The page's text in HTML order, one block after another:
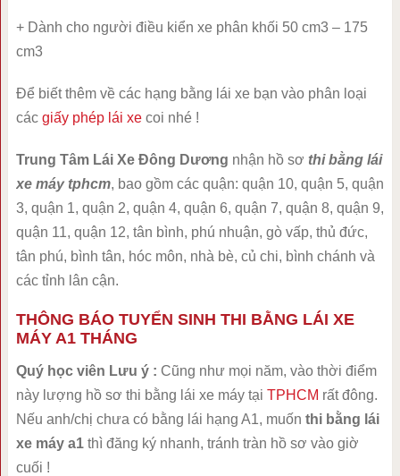
+ Dành cho người điều kiển xe phân khối 50 cm3 – 175
cm3
Để biết thêm về các hạng bằng lái xe bạn vào phân loại
các giấy phép lái xecoi nhé !
Trung Tâm Lái Xe Đông Dương nhận hồ sơ thi bằng lái
xe máy tphcm, bao gồm các quận: quận 10, quận 5, quận
3, quận 1, quận 2, quận 4, quận 6, quận 7, quận 8, quận 9,
quận 11, quận 12, tân bình, phú nhuận, gò vấp, thủ đức,
tân phú, bình tân, hóc môn, nhà bè, củ chi, bình chánh và
các tỉnh lân cận.
THÔNG BÁO TUYỂN SINH THI BẰNG LÁI XE
MÁY A1 THÁNG
Quý học viên Lưu ý : Cũng như mọi năm, vào thời điểm
này lượng hồ sơ thi bằng lái xe máy tại TPHCM rất đông.
Nếu anh/chị chưa có bằng lái hạng A1, muốn thi bằng lái
xe máy a1thì đăng ký nhanh, tránh tràn hồ sơ vào giờ
cuối !